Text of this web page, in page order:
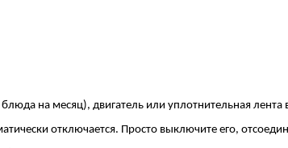
на месяц), двигатель или уплотнительная лента
отключается. Просто выключите его,